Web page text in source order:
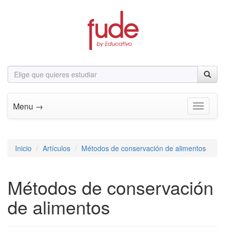
Menu → Toggle
Inicio Artículos Métodos de conservación de alimentos
Métodos de conservación
de alimentos